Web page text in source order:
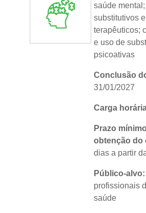
Idioma:
saúde
substitutivos
terapêuticos;
e uso de
psicoativas
Conclusão
31/01/2027
Carga
Prazo
obtenção do
dias a partir
Público-alvo:
profissionais
saúde